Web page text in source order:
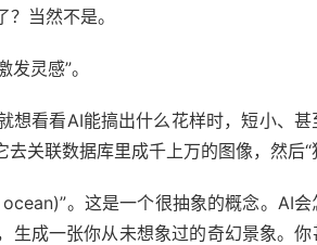
当然不是。
灵感”。
想看看AI能搞出什么花样时，短小、
关联数据库里成千上万的图像，然后“
。这是一个很抽象的概念。AI
生成一张你从未想象过的奇幻景象。